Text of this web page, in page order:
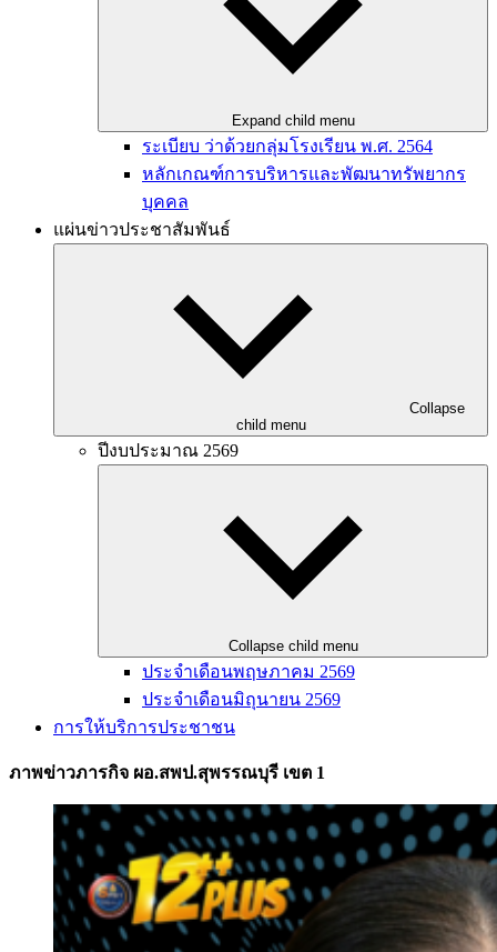
Expand child menu
ระเบียบ ว่าด้วยกลุ่มโรงเรียน พ.ศ. 2564
หลักเกณฑ์การบริหารและพัฒนาทรัพยากร
บุคคล
แผ่นข่าวประชาสัมพันธ์
Collapse
child menu
ปีงบประมาณ 2569
Collapse child menu
ประจำเดือนพฤษภาคม 2569
ประจำเดือนมิถุนายน 2569
การให้บริการประชาชน
ภาพข่าวภารกิจ ผอ.สพป.สุพรรณบุรี เขต 1